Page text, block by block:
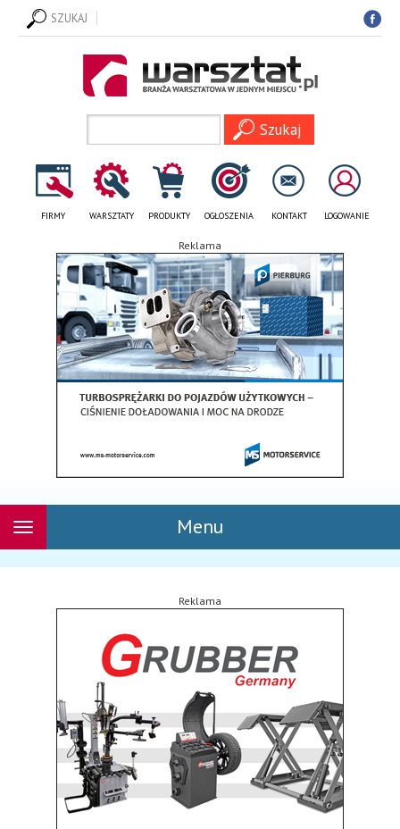
SZUKAJ
FIRMY WARSZTATY PRODUKTY OGŁOSZENIA KONTAKT LOGOWANIE
Reklama
Menu
Rozwiń
Reklama